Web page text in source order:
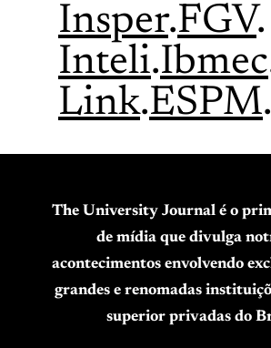
Insper.FGV.
Inteli.Ibmec
Link.ESPM.
The University Journal é o
de mídia que divulga
acontecimentos envolvendo
grandes e renomadas
superior privadas do